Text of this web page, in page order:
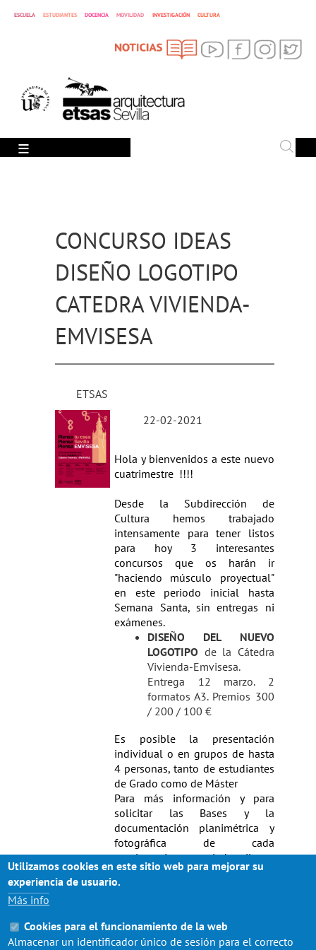
ESCUELA ESTUDIANTES DOCENCIA MOVILIDAD INVESTIGACIÓN CULTURA
CONCURSO IDEAS
DISEÑO LOGOTIPO
CATEDRA VIVIENDA-
EMVISESA
ETSAS
22-02-2021
Hola y bienvenidos a este nuevo
cuatrimestre !!!!
Desde la Subdirección de
Cultura hemos trabajado
intensamente para tener listos
para hoy 3 interesantes
concursos que os harán ir
"haciendo músculo proyectual"
en este periodo inicial hasta
Semana Santa, sin entregas ni
exámenes.
DISEÑO DEL NUEVO
LOGOTIPO de la Cátedra
Vivienda-Emvisesa.
Entrega 12 marzo. 2
formatos A3. Premios 300
/ 200 / 100 €
Es posible la presentación
individual o en grupos de hasta
4 personas, tanto de estudiantes
de Grado como de Máster
Para más información y para
solicitar las Bases y la
documentación planimétrica y
fotográfica de cada
emplazamiento, enviad mail a
cultura_etsa@us.es
Agradecemos la colaboración de
VER BASES
Utilizamos cookies en este sitio web para mejorar su
experiencia de usuario.
Más info
Cookies para el funcionamiento de la web
Almacenar un identificador único de sesión para el correcto